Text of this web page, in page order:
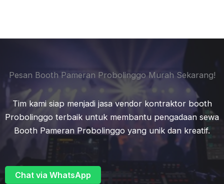
Pesan Booth Pameran Probolinggo Murah Sekarang!
Tim kami siap menjadi jasa vendor kontraktor booth
Probolinggo terbaik untuk membantu pengadaan sewa
Booth Pameran Probolinggo yang unik dan kreatif.
Chat via WhatsApp